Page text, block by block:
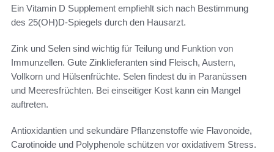
Ein Vitamin D Supplement empfiehlt sich nach Bestimmung
des 25(OH)D-Spiegels durch den Hausarzt.
Zink und Selen sind wichtig für Teilung und Funktion von
Immunzellen. Gute Zinklieferanten sind Fleisch, Austern,
Vollkorn und Hülsenfrüchte. Selen findest du in Paranüssen
und Meeresfrüchten. Bei einseitiger Kost kann ein Mangel
auftreten.
Antioxidantien und sekundäre Pflanzenstoffe wie Flavonoide,
Carotinoide und Polyphenole schützen vor oxidativem Stress.